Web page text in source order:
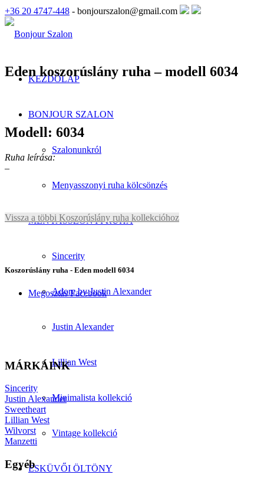
+36 20 4747-448 - bonjourszalon@gmail.com
KEZDŐLAP
BONJOUR SZALON
Szalonunkról
Menyasszonyi ruha kölcsönzés
MENYASSZONYI RUHA
Sincerity
Adore by Justin Alexander
Justin Alexander
Lillian West
Minimalista kollekció
Vintage kollekció
ESKÜVŐI ÖLTÖNY
Eden koszorúslány ruha – modell 6034
Modell: 6034
Ruha leírása:
–
Vissza a többi Koszorúslány ruha kollekcióhoz
Koszorúslány ruha - Eden modell 6034
Megosztás Facebook
MÁRKÁINK
Sincerity
Justin Alexander
Sweetheart
Lillian West
Wilvorst
Manzetti
Egyéb